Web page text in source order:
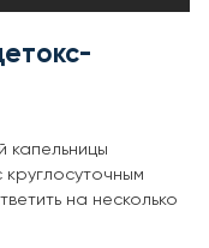
капельницы
на несколько